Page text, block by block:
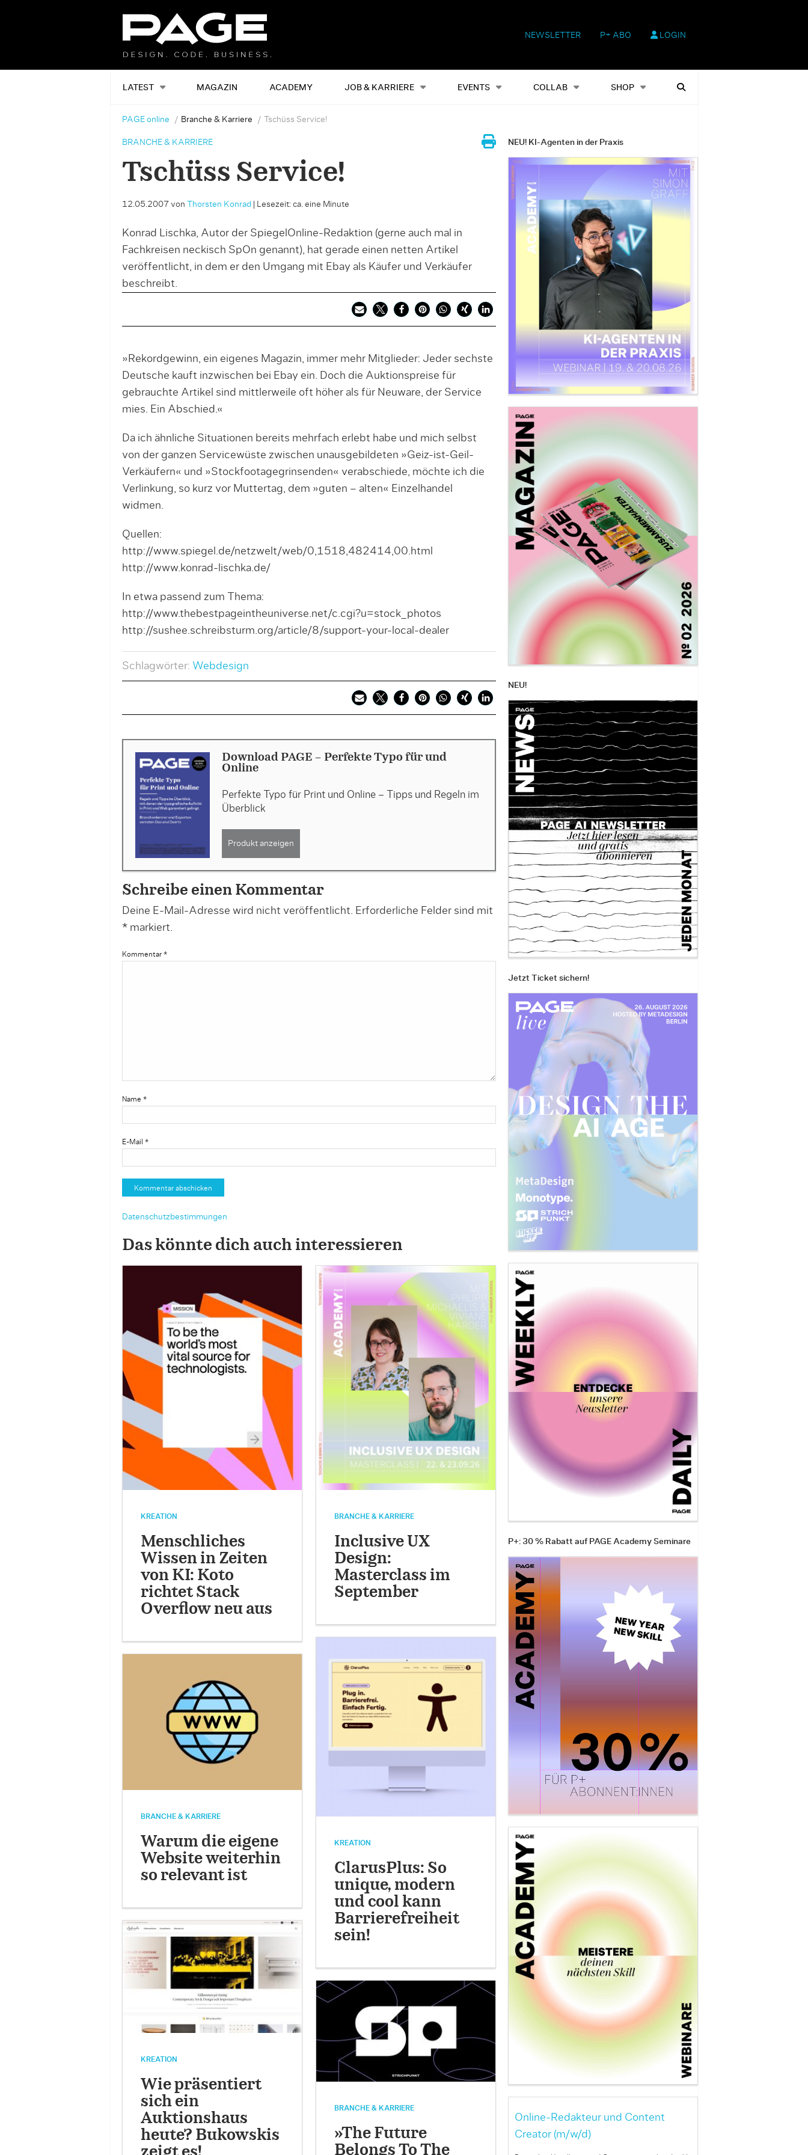
NEWSLETTER P+ ABO LOGIN
LATEST MAGAZIN ACADEMY JOB & KARRIERE EVENTS COLLAB SHOP
Alles Events Shop Heftausgaben Suchen
PAGE online Branche & Karriere Tschüss Service!
BRANCHE & KARRIERE
Tschüss Service!
12.05.2007 von Thorsten Konrad Lesezeit: ca. eine Minute
Konrad Lischka, Autor der SpiegelOnline-Redaktion (gerne auch mal in
Fachkreisen neckisch SpOn genannt), hat gerade einen netten Artikel
veröffentlicht, in dem er den Umgang mit Ebay als Käufer und Verkäufer
beschreibt.
»Rekordgewinn, ein eigenes Magazin, immer mehr Mitglieder: Jeder sechste
Deutsche kauft inzwischen bei Ebay ein. Doch die Auktionspreise für
gebrauchte Artikel sind mittlerweile oft höher als für Neuware, der Service
mies. Ein Abschied.«
Da ich ähnliche Situationen bereits mehrfach erlebt habe und mich selbst
von der ganzen Servicewüste zwischen unausgebildeten »Geiz-ist-Geil-
Verkäufern« und »Stockfootagegrinsenden« verabschiede, möchte ich die
Verlinkung, so kurz vor Muttertag, dem »guten – alten« Einzelhandel
widmen.
Quellen:
http://www.spiegel.de/netzwelt/web/0,1518,482414,00.html
http://www.konrad-lischka.de/
In etwa passend zum Thema:
http://www.thebestpageintheuniverse.net/c.cgi?u=stock_photos
http://sushee.schreibsturm.org/article/8/support-your-local-dealer
Schlagwörter: Webdesign
Download PAGE - Perfekte Typo für und
Online
Perfekte Typo für Print und Online – Tipps und Regeln im
Überblick
Produkt anzeigen
Schreibe einen Kommentar
Deine E-Mail-Adresse wird nicht veröffentlicht. Erforderliche Felder sind mit
*markiert.
Kommentar *
Name *
E-Mail *
Datenschutzbestimmungen
Das könnte dich auch interessieren
KREATION
Menschliches
Wissen in Zeiten
von KI: Koto
richtet Stack
Overflow neu aus
BRANCHE & KARRIERE
Inclusive UX
Design:
Masterclass im
September
BRANCHE & KARRIERE
Warum die eigene
Website weiterhin
so relevant ist
KREATION
ClarusPlus: So
unique, modern
und cool kann
Barrierefreiheit
sein!
KREATION
Wie präsentiert
sich ein
Auktionshaus
heute? Bukowskis
BRANCHE & KARRIERE
»The Future
Belongs To The
NEU! KI-Agenten in der Praxis
NEU!
Jetzt Ticket sichern!
P+: 30 % Rabatt auf PAGE Academy Seminare
Online-Redakteur und Content
Creator (m/w/d)